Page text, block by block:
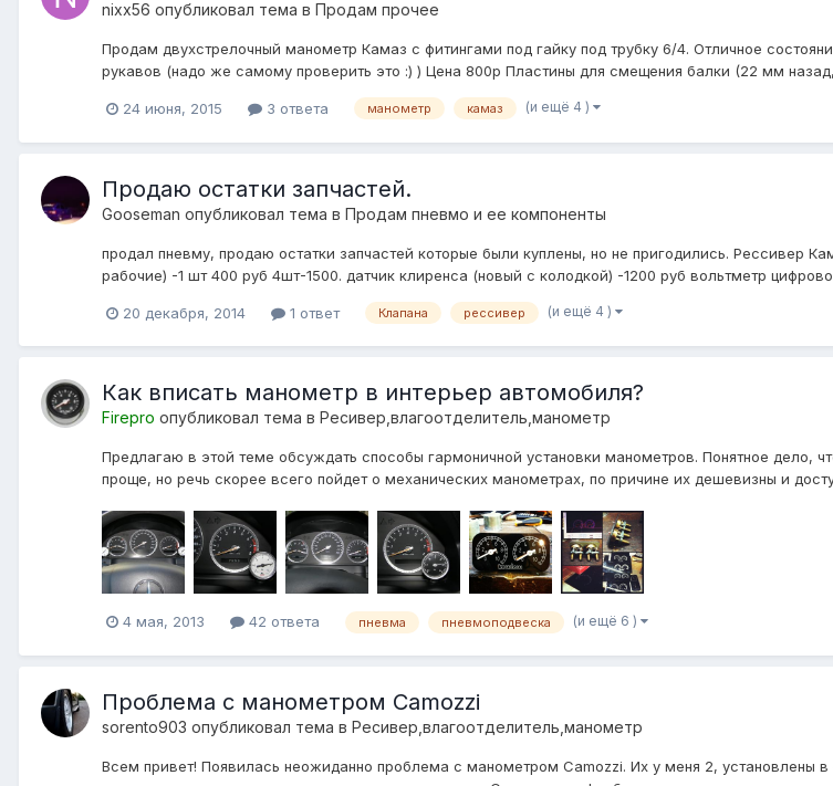
nixx56 опубликовал тема в Продам прочее
Продам двухстрелочный манометр Камаз с фитингами под гайку под трубку 6/4. Отличное
рукавов (надо же самому проверить это :) ) Цена 800р Пластины для смещения балки (22 мм
24 июня, 2015 3 ответа манометр камаз (и ещё 4 )
Продаю остатки запчастей.
Gooseman опубликовал тема в Продам пневмо и ее компоненты
продал пневму, продаю остатки запчастей которые были куплены, но не пригодились. Рессивер
рабочие) -1 шт 400 руб 4шт-1500. датчик клиренса (новый с колодкой) -1200 руб вольтметр
20 декабря, 2014 1 ответ Клапана рессивер (и ещё 4 )
Как вписать манометр в интерьер автомобиля?
Firepro опубликовал тема в Ресивер,влагоотделитель,манометр
Предлагаю в этой теме обсуждать способы гармоничной установки манометров. Понятное дело,
проще, но речь скорее всего пойдет о механических манометрах, по причине их дешевизны и
4 мая, 2013 42 ответа пневма пневмоподвеска (и ещё 6 )
Проблема с манометром Camozzi
sorento903 опубликовал тема в Ресивер,влагоотделитель,манометр
Всем привет! Появилась неожиданно проблема с манометром Camozzi. Их у меня 2, установлены